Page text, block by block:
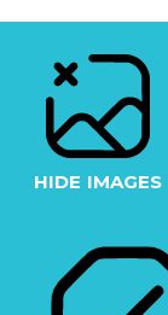
HIDE IMAGES